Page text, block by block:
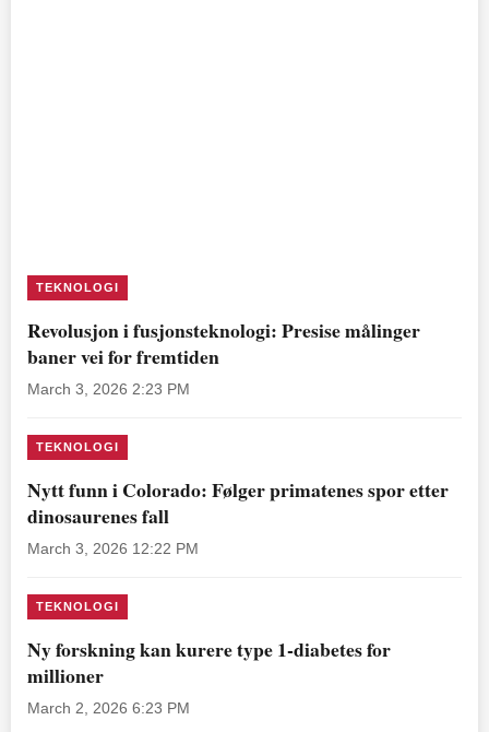
TEKNOLOGI
Revolusjon i fusjonsteknologi: Presise målinger
baner vei for fremtiden
March 3, 2026 2:23 PM
TEKNOLOGI
Nytt funn i Colorado: Følger primatenes spor etter
dinosaurenes fall
March 3, 2026 12:22 PM
TEKNOLOGI
Ny forskning kan kurere type 1-diabetes for
millioner
March 2, 2026 6:23 PM